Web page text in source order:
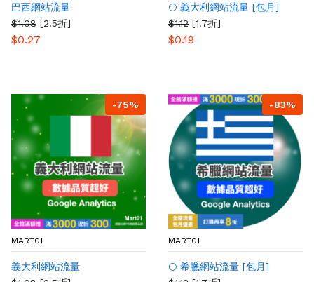
巴西網站流量
$1.08 [2.5折]
$0.27
🌕 義大利網站流量 [包月]
$1.12 [1.7折]
$0.19
-75%
MART01
義大利網站流量
-83%
MART01
🌕 希臘網站流量 [包月]